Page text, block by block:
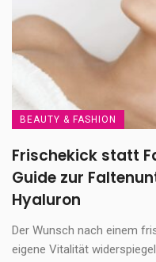
BEAUTY & FASHION
Frischekick statt
Guide zur
Hyaluron
Der Wunsch nach einem
eigene Vitalität